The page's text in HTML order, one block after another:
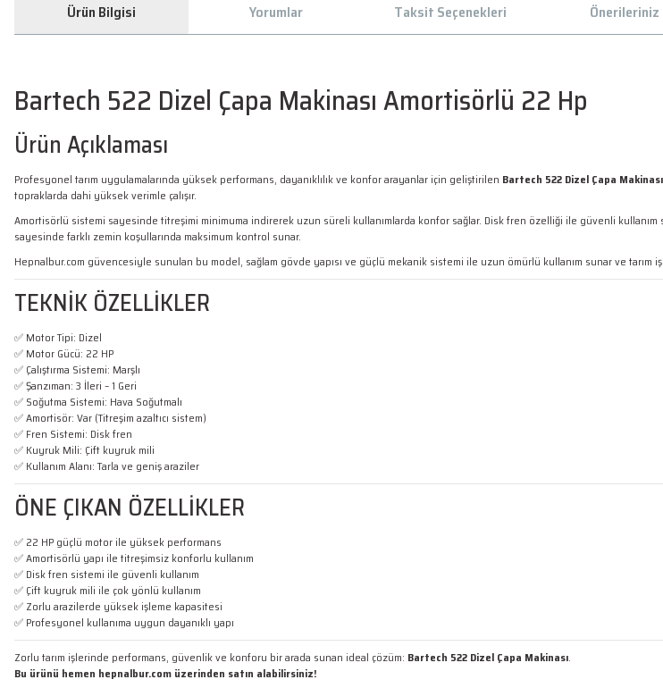
Ürün Bilgisi Yorumlar Taksit Seçenekleri Önerileriniz
Bartech 522 Dizel Çapa Makinası Amortisörlü 22 Hp
Ürün Açıklaması
Profesyonel tarım uygulamalarında yüksek performans, dayanıklılık ve konfor arayanlar için geliştirilen Bartech 522 Dizel Çapa
topraklarda dahi yüksek verimle çalışır.
Amortisörlü sistemi sayesinde titreşimi minimuma indirerek uzun süreli kullanımlarda konfor sağlar. Disk fren özelliği ile güvenli kullanım
sayesinde farklı zemin koşullarında maksimum kontrol sunar.
Hepnalbur.com güvencesiyle sunulan bu model, sağlam gövde yapısı ve güçlü mekanik sistemi ile uzun ömürlü kullanım sunar ve tarım
TEKNİK ÖZELLİKLER
✅ Motor Tipi: Dizel
✅ Motor Gücü: 22 HP
✅ Çalıştırma Sistemi: Marşlı
✅ Şanzıman: 3 İleri – 1 Geri
✅ Soğutma Sistemi: Hava Soğutmalı
✅ Amortisör: Var (Titreşim azaltıcı sistem)
✅ Fren Sistemi: Disk fren
✅ Kuyruk Mili: Çift kuyruk mili
✅ Kullanım Alanı: Tarla ve geniş araziler
ÖNE ÇIKAN ÖZELLİKLER
✅ 22 HP güçlü motor ile yüksek performans
✅ Amortisörlü yapı ile titreşimsiz konforlu kullanım
✅ Disk fren sistemi ile güvenli kullanım
✅ Çift kuyruk mili ile çok yönlü kullanım
✅ Zorlu arazilerde yüksek işleme kapasitesi
✅ Profesyonel kullanıma uygun dayanıklı yapı
Zorlu tarım işlerinde performans, güvenlik ve konforu bir arada sunan ideal çözüm: Bartech 522 Dizel Çapa Makinası.
Bu ürünü hemen hepnalbur.com üzerinden satın alabilirsiniz!